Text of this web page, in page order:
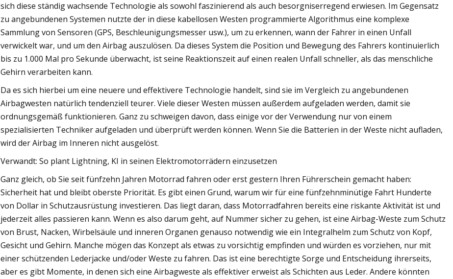
sich diese ständig wachsende Technologie als sowohl faszinierend als auch besorgniserregend erwiesen. Im Gegensatz
zu angebundenen Systemen nutzte der in diese kabellosen Westen programmierte Algorithmus eine komplexe
Sammlung von Sensoren (GPS, Beschleunigungsmesser usw.), um zu erkennen, wann der Fahrer in einen Unfall
verwickelt war, und um den Airbag auszulösen. Da dieses System die Position und Bewegung des Fahrers kontinuierlich
bis zu 1.000 Mal pro Sekunde überwacht, ist seine Reaktionszeit auf einen realen Unfall schneller, als das menschliche
Gehirn verarbeiten kann.
Da es sich hierbei um eine neuere und effektivere Technologie handelt, sind sie im Vergleich zu angebundenen
Airbagwesten natürlich tendenziell teurer. Viele dieser Westen müssen außerdem aufgeladen werden, damit sie
ordnungsgemäß funktionieren. Ganz zu schweigen davon, dass einige vor der Verwendung nur von einem
spezialisierten Techniker aufgeladen und überprüft werden können. Wenn Sie die Batterien in der Weste nicht aufladen,
wird der Airbag im Inneren nicht ausgelöst.
Verwandt: So plant Lightning, KI in seinen Elektromotorrädern einzusetzen
Ganz gleich, ob Sie seit fünfzehn Jahren Motorrad fahren oder erst gestern Ihren Führerschein gemacht haben:
Sicherheit hat und bleibt oberste Priorität. Es gibt einen Grund, warum wir für eine fünfzehnminütige Fahrt Hunderte
von Dollar in Schutzausrüstung investieren. Das liegt daran, dass Motorradfahren bereits eine riskante Aktivität ist und
jederzeit alles passieren kann. Wenn es also darum geht, auf Nummer sicher zu gehen, ist eine Airbag-Weste zum Schutz
von Brust, Nacken, Wirbelsäule und inneren Organen genauso notwendig wie ein Integralhelm zum Schutz von Kopf,
Gesicht und Gehirn. Manche mögen das Konzept als etwas zu vorsichtig empfinden und würden es vorziehen, nur mit
einer schützenden Lederjacke und/oder Weste zu fahren. Das ist eine berechtigte Sorge und Entscheidung ihrerseits,
aber es gibt Momente, in denen sich eine Airbagweste als effektiver erweist als Schichten aus Leder. Andere könnten